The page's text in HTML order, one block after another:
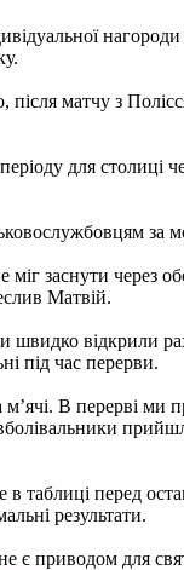
після матчу з
для
за
заснути
Матвій.
відкрили
під час перерви.
В перерві
перед
результати.
є приводом для